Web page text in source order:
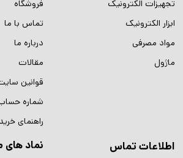
تجهیزات الکترونیک
ابزار الکترونیک
مواد مصرفی
ماژول
فروشگاه
تماس با ما
درباره ما
مقالات
قوانین
شماره
راهنمای خرید
اطلاعات تماس نماد های